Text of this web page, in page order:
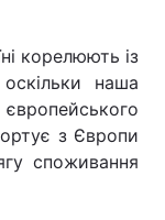
корелюють із
наша
з Європи
споживання